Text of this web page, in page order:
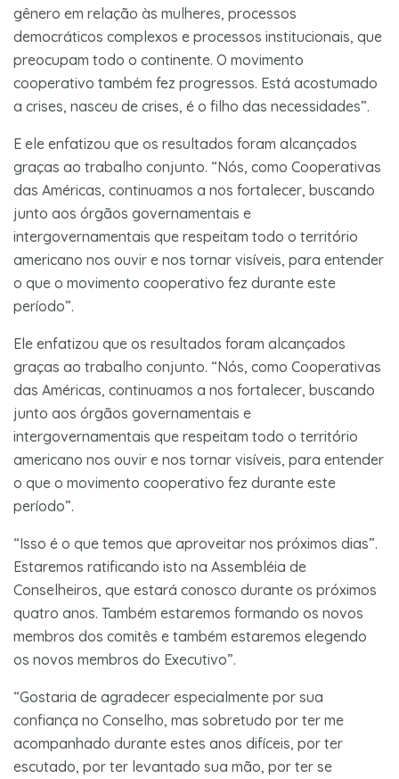
gênero em relação às mulheres, processos
democráticos complexos e processos institucionais, que
preocupam todo o continente. O movimento
cooperativo também fez progressos. Está acostumado
a crises, nasceu de crises, é o filho das necessidades”.
E ele enfatizou que os resultados foram alcançados
graças ao trabalho conjunto. “Nós, como Cooperativas
das Américas, continuamos a nos fortalecer, buscando
junto aos órgãos governamentais e
intergovernamentais que respeitam todo o território
americano nos ouvir e nos tornar visíveis, para entender
o que o movimento cooperativo fez durante este
período”.
Ele enfatizou que os resultados foram alcançados
graças ao trabalho conjunto. “Nós, como Cooperativas
das Américas, continuamos a nos fortalecer, buscando
junto aos órgãos governamentais e
intergovernamentais que respeitam todo o território
americano nos ouvir e nos tornar visíveis, para entender
o que o movimento cooperativo fez durante este
período”.
“Isso é o que temos que aproveitar nos próximos dias”.
Estaremos ratificando isto na Assembléia de
Conselheiros, que estará conosco durante os próximos
quatro anos. Também estaremos formando os novos
membros dos comitês e também estaremos elegendo
os novos membros do Executivo”.
“Gostaria de agradecer especialmente por sua
confiança no Conselho, mas sobretudo por ter me
acompanhado durante estes anos difíceis, por ter
escutado, por ter levantado sua mão, por ter se